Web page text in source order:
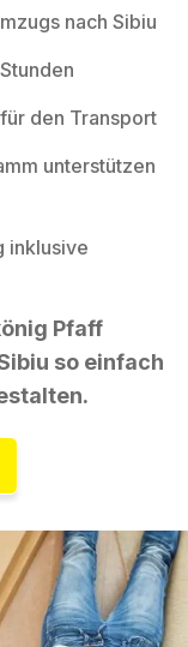
nach Sibiu
den Transport
unterstützen
inklusive
Pfaff
so einfach